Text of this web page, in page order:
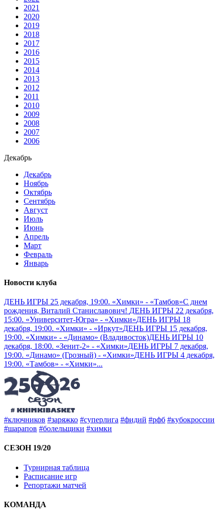
2021
2020
2019
2018
2017
2016
2015
2014
2013
2012
2011
2010
2009
2008
2007
2006
Декабрь
Декабрь
Ноябрь
Октябрь
Сентябрь
Август
Июль
Июнь
Апрель
Март
Февраль
Январь
Новости клуба
ДЕНЬ ИГРЫ 25 декабря, 19:00. «Химки» - «Тамбов»С днем
рождения, Виталий Станиславович! ДЕНЬ ИГРЫ 22 декабря,
15:00. «Университет-Югра» - «Химки»ДЕНЬ ИГРЫ 18
декабря, 19:00. «Химки» - «Иркут»ДЕНЬ ИГРЫ 15 декабря,
19:00. «Химки» - «Динамо» (Владивосток)ДЕНЬ ИГРЫ 10
декабря, 18:00. «Зенит-2» - «Химки»ДЕНЬ ИГРЫ 7 декабря,
19:00. «Динамо» (Грозный) - «Химки»ДЕНЬ ИГРЫ 4 декабря,
19:00. «Тамбов» - «Химки»...
#ключников #заряжко #суперлига #фидий #рфб #кубокроссии
#шарапов #болельщики #химки
СЕЗОН 19/20
Турнирная таблица
Расписание игр
Репортажи матчей
КОМАНДА